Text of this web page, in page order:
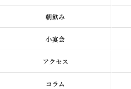
朝飲み
小宴会
アクセス
コラム